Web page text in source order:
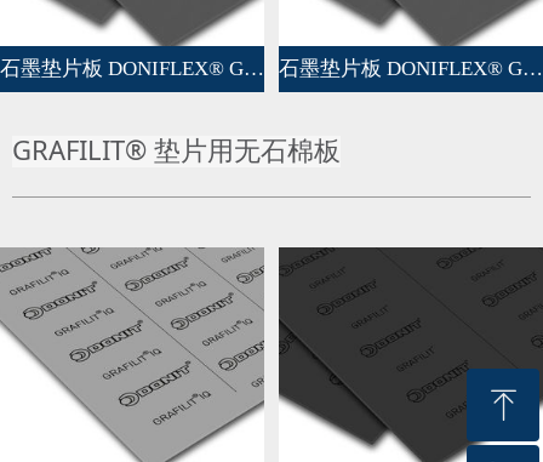
GRAFILIT® 垫片用无石棉板
石墨垫片板 DONIFLEX® G-MD 石墨垫片板 DONIFLEX® G-LD
ꁸ